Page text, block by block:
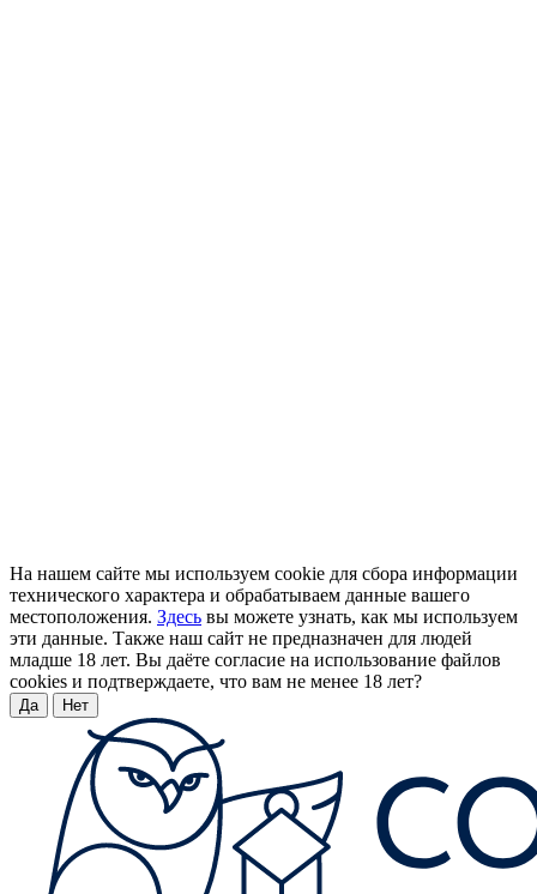
На нашем сайте мы используем cookie для сбора информации
технического характера и обрабатываем данные вашего
местоположения. Здесь вы можете узнать, как мы используем
эти данные. Также наш сайт не предназначен для людей
младше 18 лет. Вы даёте согласие на использование файлов
cookies и подтверждаете, что вам не менее 18 лет?
Да Нет